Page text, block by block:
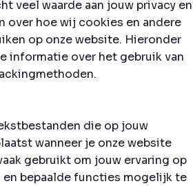
veel waarde aan jouw privacy en
over hoe wij cookies en andere
op onze website. Hieronder
informatie over het gebruik van
die op jouw
wanneer je onze website
gebruikt om jouw ervaring op
bepaalde functies mogelijk te